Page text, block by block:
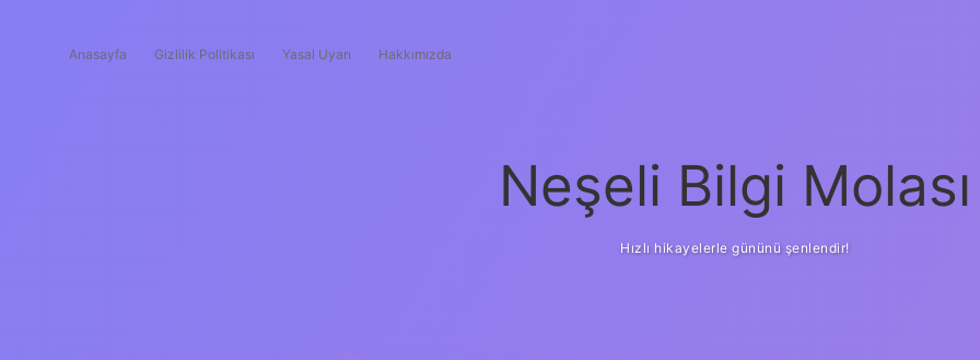
Anasayfa Gizlilik Politikası Yasal Uyarı Hakkımızda
Neşeli Bilgi Molası
Hızlı hikayelerle gününü şenlendir!